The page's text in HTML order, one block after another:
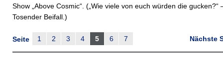
Show „Above Cosmic“. („Wie viele von euch würden die gucken?“
Tosender Beifall.)
Nächste
Seite 1 2 3 4 5 6 7